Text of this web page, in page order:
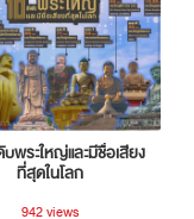
พระใหญ่และมีชื่อเสียง
ที่สุดในโลก
942 views